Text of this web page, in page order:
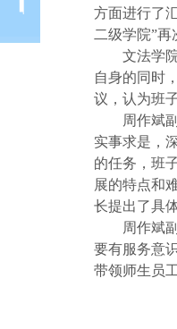
方面进行了
二级学院”
文法学
自身的同时
议，认为班
周作斌
实事求是，
的任务，班
展的特点和
长提出了具
周作斌
要有服务意
带领师生员